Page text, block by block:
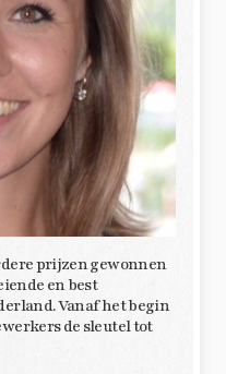
prijzen gewonnen
en best
Vanaf het begin
de sleutel tot